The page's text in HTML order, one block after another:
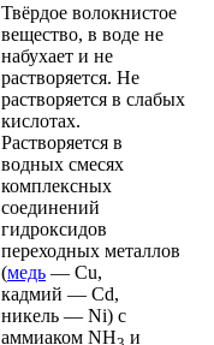
Твёрдое волокнистое
вещество, в воде не
набухает и не
растворяется. Не
растворяется в слабых
кислотах.
Растворяется в
водных смесях
комплексных
соединений
гидроксидов
переходных металлов
(медь — Сu,
кадмий — Cd,
никель — Ni) с
аммиаком NH
и